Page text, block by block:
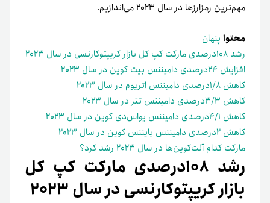
مهم‌ترین رمزارزها در سال ۲۰۲۳ می‌اندازیم.
محتوا پنهان
رشد ۱۰۸درصدی مارکت کپ کل بازار کریپتوکارنسی در سال ۲۰۲۳
افزایش ۲۴درصدی دامیننس بیت کوین در سال ۲۰۲۳
کاهش ۱/۸درصدی دامیننس اتریوم در سال ۲۰۲۳
کاهش ۳/۳درصدی دامیننس تتر در سال ۲۰۲۳
کاهش ۴/۱درصدی دامیننس یو‌اس‌دی کوین در سال ۲۰۲۳
کاهش ۲درصدی دامیننس بایننس کوین در سال ۲۰۲۳
مارکت کدام آلت‌کوین‌ها در سال ۲۰۲۳ رشد کرد؟
رشد ۱۰۸درصدی مارکت کپ کل
بازار کریپتوکارنسی در سال ۲۰۲۳